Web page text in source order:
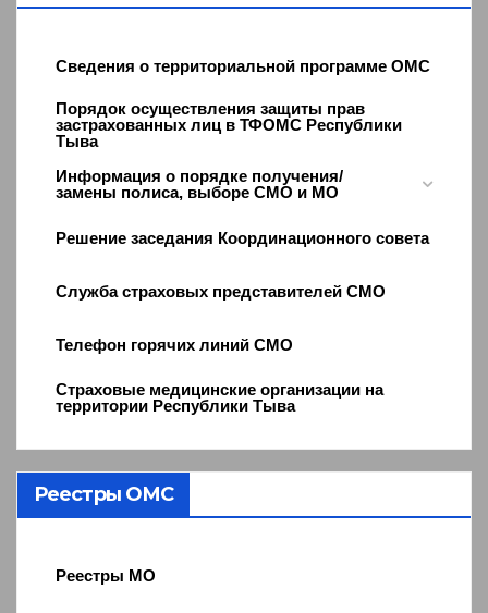
Сведения о территориальной программе ОМС
Порядок осуществления защиты прав
застрахованных лиц в ТФОМС Республики
Тыва
Информация о порядке получения/
замены полиса, выборе СМО и МО
Решение заседания Координационного совета
Служба страховых представителей СМО
Телефон горячих линий СМО
Страховые медицинские организации на
территории Республики Тыва
Реестры ОМС
Реестры МО